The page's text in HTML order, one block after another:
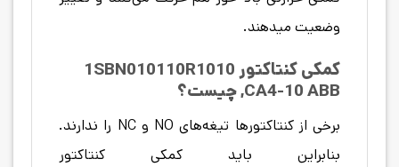
وضعیت میدهند.
کمکی کنتاکتور 1SBN010110R1010
,CA4-10 ABB چیست؟
برخی از کنتاکتور‌ها تیغه‌های NO و NC را ندارند.
بنابراین باید کمکی کنتاکتور